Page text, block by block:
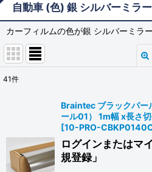
自動車 (色) 銀 シルバーミラー
カーフィルムの色が銀 シルバーミラ
41件
Braintec ブラックパー
ール01） 1m幅 x長さ
[10-PRO-
ログインまたはマ
規登録」